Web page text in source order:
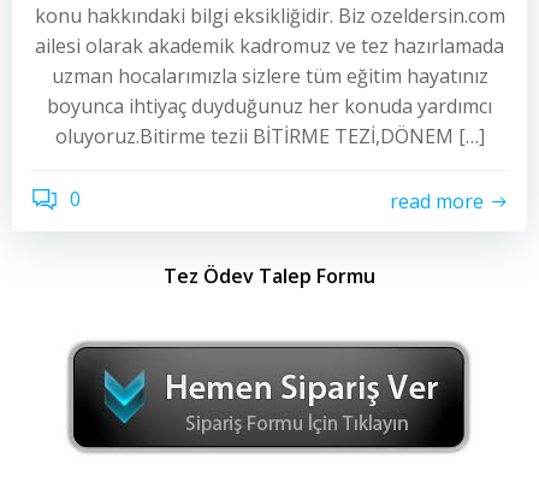
konu hakkındaki bilgi eksikliğidir. Biz ozeldersin.com
ailesi olarak akademik kadromuz ve tez hazırlamada
uzman hocalarımızla sizlere tüm eğitim hayatınız
boyunca ihtiyaç duyduğunuz her konuda yardımcı
oluyoruz.Bitirme tezii BİTİRME TEZİ,DÖNEM […]
0 read more
Tez Ödev Talep Formu